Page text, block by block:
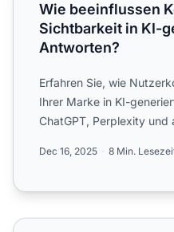
Wie beeinflussen
Sichtbarkeit in KI-
Antworten?
Erfahren Sie, wie
Ihrer Marke in KI-
ChatGPT, Perplexity und
Dec 16, 2025 8 Min.
Funktionsvergleichsseiten